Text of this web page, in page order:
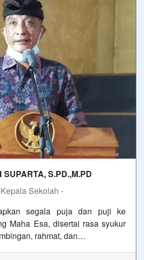
SUPARTA, S.PD.,M.PD
Sekolah -
segala puja dan puji ke
Maha Esa, disertai rasa syukur
rahmat, dan…